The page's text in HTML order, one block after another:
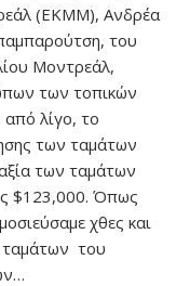
(ΕΚΜΜ), Ανδρέα
του
Μοντρεάλ,
των τοπικών
λίγο, το
των ταμάτων
των ταμάτων
$123,000. Όπως
χθες και
ταμάτων του